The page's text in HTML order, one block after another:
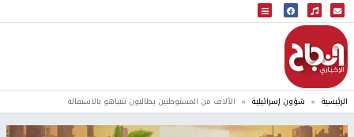
البث المباشر
إذاعة النجاح
الرئيسية شؤون إسرائيلية الآلاف من المستوطنين يطالبون نتنياهو بالاستقالة